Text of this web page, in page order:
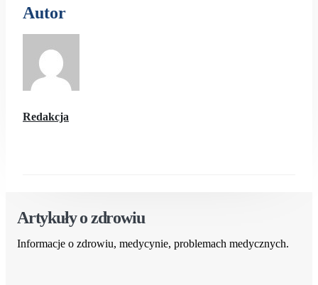
Autor
Redakcja
Artykuły o zdrowiu
Informacje o zdrowiu, medycynie, problemach medycznych.